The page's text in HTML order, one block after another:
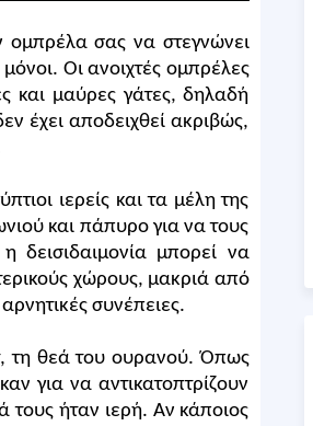
ομπρέλα σας να στεγνώνει
Οι ανοιχτές ομπρέλες
και μαύρες γάτες, δηλαδή
έχει αποδειχθεί ακριβώς,
ιερείς και τα μέλη της
και πάπυρο για να τους
δεισιδαιμονία μπορεί να
χώρους, μακριά από
συνέπειες.
τη θεά του ουρανού. Όπως
για να αντικατοπτρίζουν
τους ήταν ιερή. Αν κάποιος